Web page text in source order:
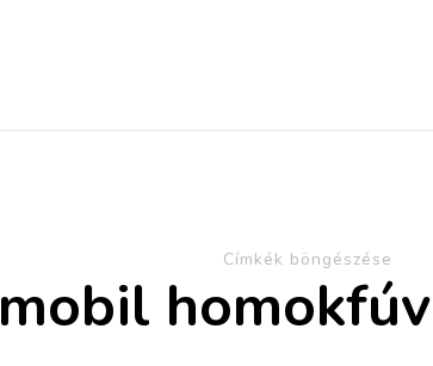
Címkék böngészése
mobil